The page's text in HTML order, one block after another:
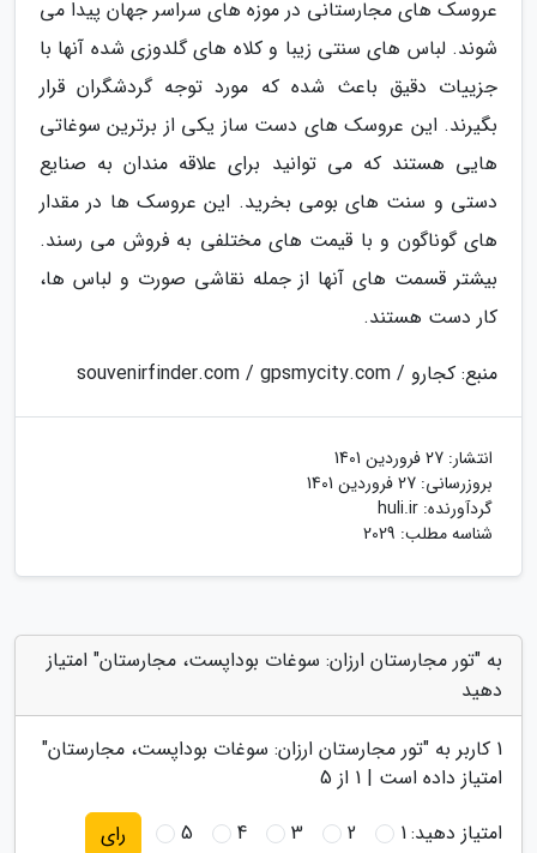
عروسک های مجارستانی در موزه های سراسر جهان پیدا می
شوند. لباس های سنتی زیبا و کلاه های گلدوزی شده آنها با
جزییات دقیق باعث شده که مورد توجه گردشگران قرار
بگیرند. این عروسک های دست ساز یکی از برترین سوغاتی
هایی هستند که می توانید برای علاقه مندان به صنایع
دستی و سنت های بومی بخرید. این عروسک ها در مقدار
های گوناگون و با قیمت های مختلفی به فروش می رسند.
بیشتر قسمت های آنها از جمله نقاشی صورت و لباس ها،
کار دست هستند.
منبع: کجارو / souvenirfinder.com / gpsmycity.com
انتشار: 27 فروردین 1401
بروزرسانی: 27 فروردین 1401
گردآورنده: huli.ir
شناسه مطلب: 2029
به "تور مجارستان ارزان: سوغات بوداپست، مجارستان" امتیاز
دهید
1 کاربر به "تور مجارستان ارزان: سوغات بوداپست، مجارستان"
امتیاز داده است | 1 از 5
امتیاز دهید:1
2
3
4
5 رای